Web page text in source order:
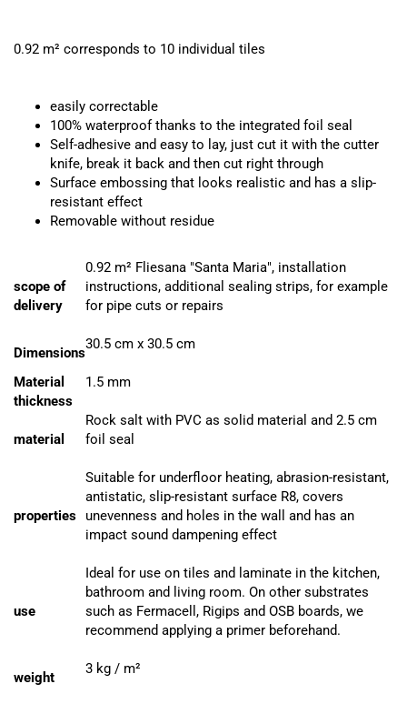
0.92 m² corresponds to 10 individual tiles
easily correctable
100% waterproof thanks to the integrated foil seal
Self-adhesive and easy to lay, just cut it with the cutter
knife, break it back and then cut right through
Surface embossing that looks realistic and has a slip-
resistant effect
Removable without residue
scope of
delivery
0.92 m² Fliesana "Santa Maria", installation
instructions, additional sealing strips, for example
for pipe cuts or repairs
Dimensions
30.5 cm x 30.5 cm
Material
thickness
1.5 mm
material
Rock salt with PVC as solid material and 2.5 cm
foil seal
properties
Suitable for underfloor heating, abrasion-resistant,
antistatic, slip-resistant surface R8, covers
unevenness and holes in the wall and has an
impact sound dampening effect
use
Ideal for use on tiles and laminate in the kitchen,
bathroom and living room. On other substrates
such as Fermacell, Rigips and OSB boards, we
recommend applying a primer beforehand.
weight
3 kg / m²